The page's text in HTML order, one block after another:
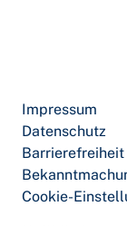
Impressum
Datenschutz
Barrierefreiheit
Cookie-